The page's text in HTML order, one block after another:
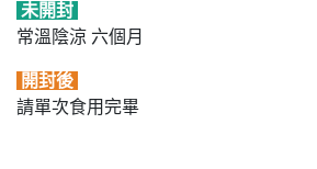
未開封
常溫陰涼 六個月
開封後
請單次食用完畢